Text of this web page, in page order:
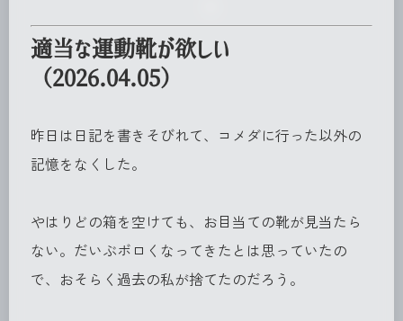
適当な運動靴が欲しい
（2026.04.05）
昨日は日記を書きそびれて、コメダに行った以外の
記憶をなくした。
やはりどの箱を空けても、お目当ての靴が見当たら
ない。だいぶボロくなってきたとは思っていたの
で、おそらく過去の私が捨てたのだろう。